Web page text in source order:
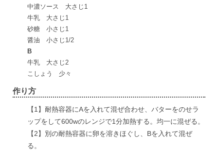
中濃ソース 大さじ1
牛乳 大さじ1
砂糖 小さじ1
醤油 小さじ1/2
B
牛乳 大さじ2
こしょう 少々
作り方
【1】耐熱容器にAを入れて混ぜ合わせ、バターをのせラ
ップをして600wのレンジで1分加熱する。均一に混ぜる。
【2】別の耐熱容器に卵を溶きほぐし、Bを入れて混ぜ
る。